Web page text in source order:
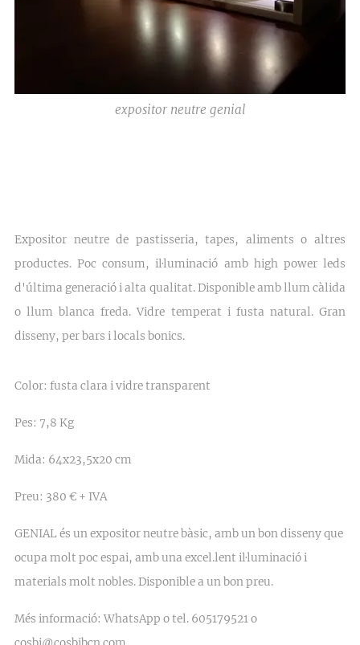
expositor neutre genial
Expositor neutre de pastisseria, tapes, aliments o altres
productes. Poc consum, il·luminació amb high power leds
d'última generació i alta qualitat. Disponible amb llum càlida
o llum blanca freda. Vidre temperat i fusta natural. Gran
disseny, per bars i locals bonics.
Color: fusta clara i vidre transparent
Pes: 7,8 Kg
Mida: 64x23,5x20 cm
Preu: 380 € + IVA
GENIAL és un expositor neutre bàsic, amb un bon disseny que
ocupa molt poc espai, amb una excel.lent il·luminació i
materials molt nobles. Disponible a un bon preu.
Més informació: WhatsApp o tel. 605179521 o